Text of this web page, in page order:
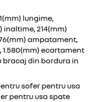
lungime,
inaltime, 214(mm)
ampatament,
ecartament
bracaj din bordura in
sofer pentru usa
pentru usa spate